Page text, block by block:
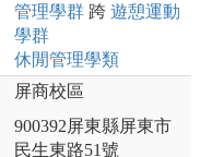
管理學群 跨 遊憩運動
學群
休閒管理學類
屏商校區
900392屏東縣屏東市
民生東路51號